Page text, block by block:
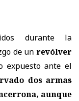
durante la
de un revólver
expuesto ante el
dos armas
aunque